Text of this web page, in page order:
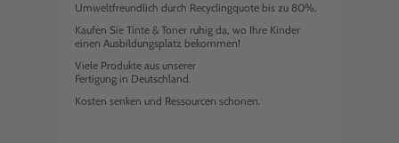
Umweltfreundlich durch Recyclingquote bis zu 80%.
Kaufen Sie Tinte & Toner ruhig da, wo Ihre Kinder
einen Ausbildungsplatz bekommen!
Viele Produkte aus unserer
Fertigung in Deutschland.
Kosten senken und Ressourcen schonen.